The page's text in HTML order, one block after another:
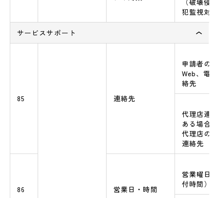
（破壊侵
犯監視対
サービスサポート
85 連絡先
申請者の
Web、電
絡先
代理店連
ある場合
代理店の
連絡先
86 営業日・時間
営業曜日
付時間）